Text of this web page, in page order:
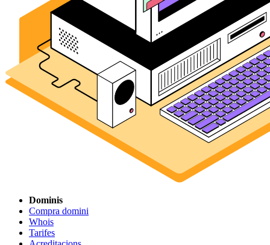
Dominis
Compra domini
Whois
Tarifes